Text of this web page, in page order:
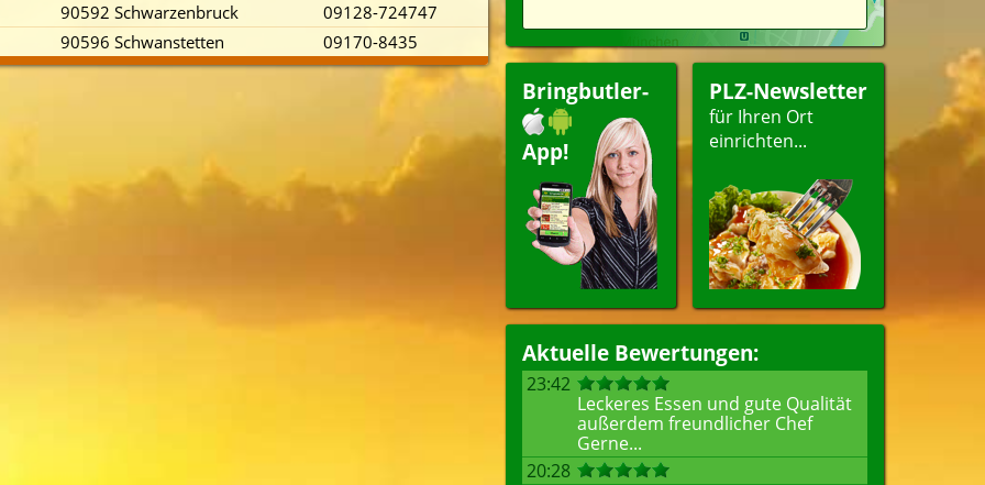
Kontakt
Bringbutler-
App!
PLZ-Newsletter
für Ihren Ort
einrichten...
Aktuelle Bewertungen:
23:42
Leckeres Essen und gute Qualität
außerdem freundlicher Chef
Gerne...
20:28
90592 Schwarzenbruck
09128-724747
90596 Schwanstetten 09170-8435